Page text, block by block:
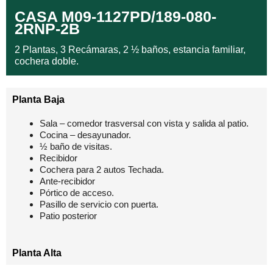
CASA M09-1127PD/189-080-
2RNP-2B
2 Plantas, 3 Recámaras, 2 ½ baños, estancia familiar,
cochera doble.
Planta Baja
Sala – comedor trasversal con vista y salida al patio.
Cocina – desayunador.
½ baño de visitas.
Recibidor
Cochera para 2 autos Techada.
Ante-recibidor
Pórtico de acceso.
Pasillo de servicio con puerta.
Patio posterior
Planta Alta